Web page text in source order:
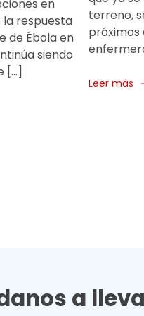
en
la respuesta
de Ébola en
siendo
[…]
terreno,
próximos
Leer más
a